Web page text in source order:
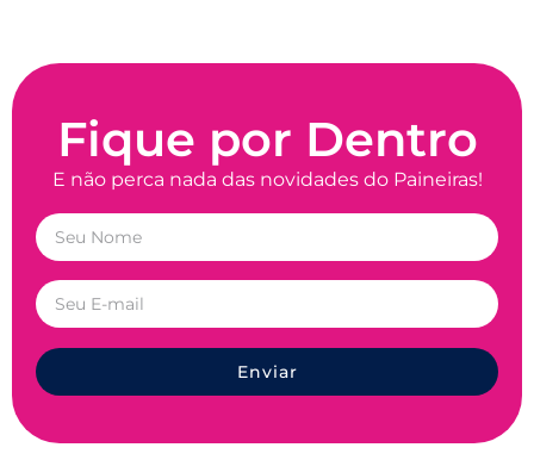
Fique por Dentro
E não perca nada das novidades do Paineiras!
Enviar